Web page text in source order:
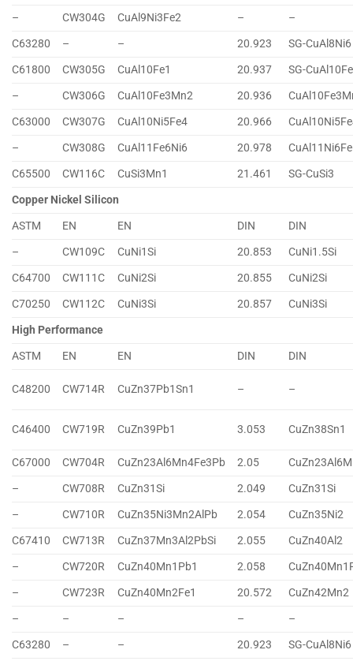
–
CW304G CuAl9Ni3Fe2 –
–
C63280
– – 20.923
SG-CuAl8Ni6
C61800
CW305G CuAl10Fe1 20.937
SG-CuAl10Fe
–
CW306G CuAl10Fe3Mn2 20.936
C63000
CW307G CuAl10Ni5Fe4 20.966
–
CW308G CuAl11Fe6Ni6 20.978
C65500
CW116C CuSi3Mn1 21.461
SG-CuSi3
Copper Nickel Silicon
ASTM
EN EN DIN
DIN
–
CW109C CuNi1Si 20.853
CuNi1.5Si
C64700
CW111C CuNi2Si 20.855
CuNi2Si
C70250
CW112C CuNi3Si 20.857
CuNi3Si
High Performance
ASTM
EN EN DIN DIN
C48200 CW714R CuZn37Pb1Sn1 – –
C46400 CW719R CuZn39Pb1 3.053 CuZn38Sn1
C67000 CW704R CuZn23Al6Mn4Fe3Pb 2.05
–
CW708R CuZn31Si 2.049
CuZn31Si
–
CW710R CuZn35Ni3Mn2AlPb 2.054
CuZn35Ni2
C67410
CW713R CuZn37Mn3Al2PbSi 2.055
CuZn40Al2
–
CW720R CuZn40Mn1Pb1 2.058
–
CW723R CuZn40Mn2Fe1 20.572
CuZn42Mn2
–
– – –
–
C63280
– – 20.923
SG-CuAl8Ni6